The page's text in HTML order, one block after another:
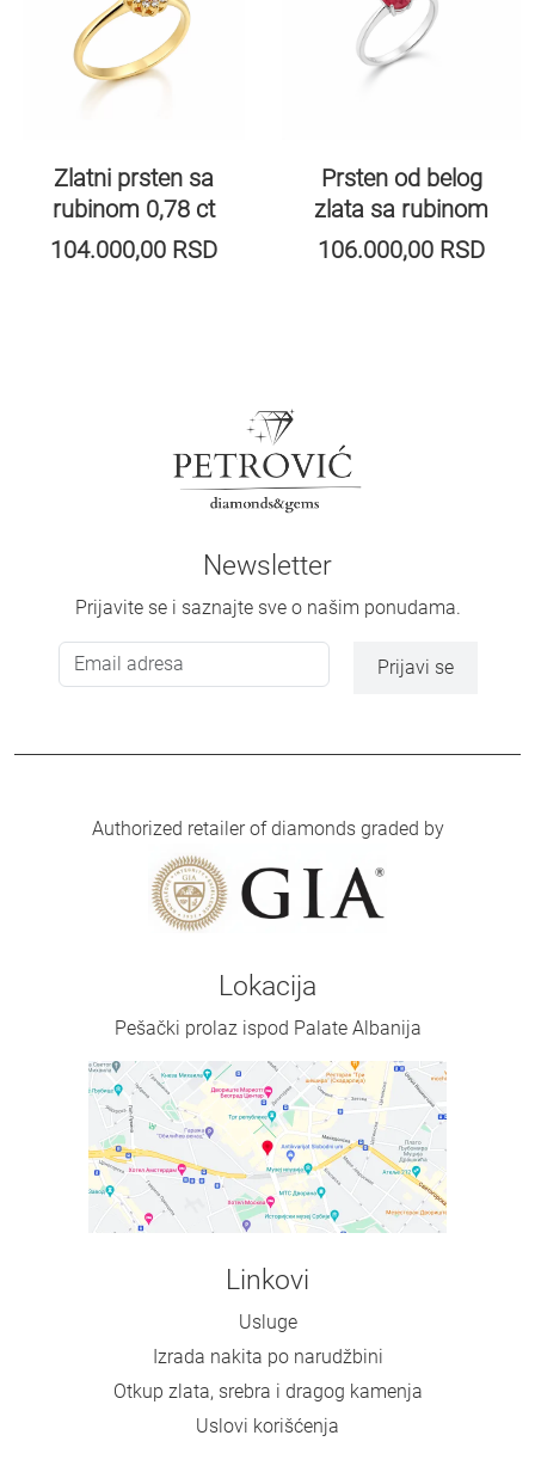
Zlatni prsten sa
rubinom 0,78 ct
104.000,00 RSD
Prsten od belog
zlata sa rubinom
106.000,00 RSD
Newsletter
Prijavite se i saznajte sve o našim ponudama.
Prijavi se
Authorized retailer of diamonds graded by
Lokacija
Pešački prolaz ispod Palate Albanija
Linkovi
Usluge
Izrada nakita po narudžbini
Otkup zlata, srebra i dragog kamenja
Uslovi korišćenja